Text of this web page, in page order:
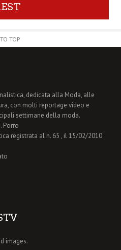
TOP
dedicata alla Moda, alle
con molti reportage video e
settimane della moda.
Porro
registrata al n. 65 , il 15/02/2010
images.